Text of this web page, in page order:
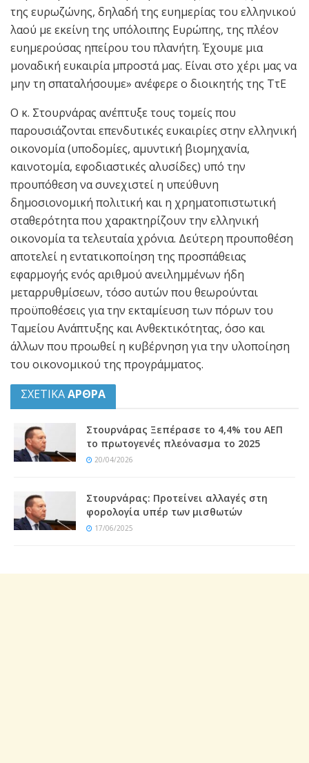
της ευρωζώνης, δηλαδή της ευημερίας του ελληνικού
λαού με εκείνη της υπόλοιπης Ευρώπης, της πλέον
ευημερούσας ηπείρου του πλανήτη. Έχουμε μια
μοναδική ευκαιρία μπροστά μας. Είναι στο χέρι μας να
μην τη σπαταλήσουμε» ανέφερε ο διοικητής της ΤτΕ
Ο κ. Στουρνάρας ανέπτυξε τους τομείς που
παρουσιάζονται επενδυτικές ευκαιρίες στην ελληνική
οικονομία (υποδομίες, αμυντική βιομηχανία,
καινοτομία, εφοδιαστικές αλυσίδες) υπό την
προυπόθεση να συνεχιστεί η υπεύθυνη
δημοσιονομική πολιτική και η χρηματοπιστωτική
σταθερότητα που χαρακτηρίζουν την ελληνική
οικονομία τα τελευταία χρόνια. Δεύτερη προυποθέση
αποτελεί η εντατικοποίηση της προσπάθειας
εφαρμογής ενός αριθμού ανειλημμένων ήδη
μεταρρυθμίσεων, τόσο αυτών που θεωρούνται
προϋποθέσεις για την εκταμίευση των πόρων του
Ταμείου Ανάπτυξης και Ανθεκτικότητας, όσο και
άλλων που προωθεί η κυβέρνηση για την υλοποίηση
του οικονομικού της προγράμματος.
ΣΧΕΤΙΚΑΑΡΘΡΑ
Στουρνάρας Ξεπέρασε το 4,4% του ΑΕΠ
το πρωτογενές πλεόνασμα το 2025
20/04/2026
Στουρνάρας: Προτείνει αλλαγές στη
φορολογία υπέρ των μισθωτών
17/06/2025